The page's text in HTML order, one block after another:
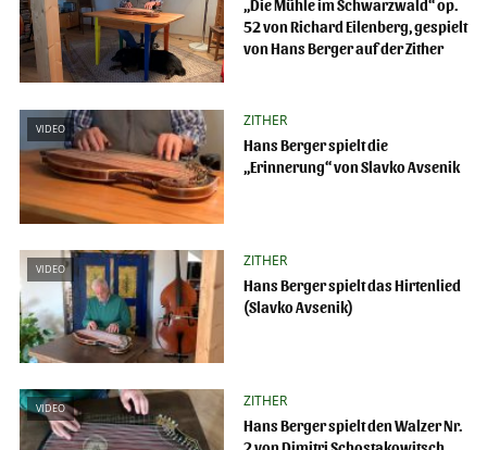
„Die Mühle im Schwarzwald“ op.
52 von Richard Eilenberg, gespielt
von Hans Berger auf der Zither
VIDEO
ZITHER
Hans Berger spielt die
„Erinnerung“ von Slavko Avsenik
VIDEO
ZITHER
Hans Berger spielt das Hirtenlied
(Slavko Avsenik)
VIDEO
ZITHER
Hans Berger spielt den Walzer Nr.